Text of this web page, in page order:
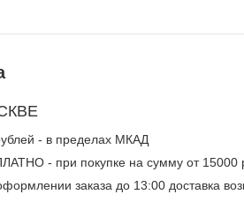
- в пределах МКАД
- при покупке на сумму от 15000
заказа до 13:00 доставка